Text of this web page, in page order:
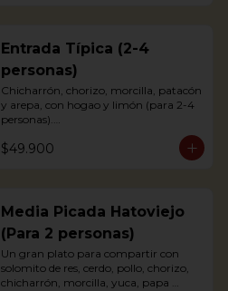
Entrada Típica (2-4
personas)
Chicharrón, chorizo, morcilla, patacón
y arepa, con hogao y limón (para 2-4
personas).
*Arepa de mote: no hay disponibilidad
Portions of pork crackling, sausage,
$49.900
Media Picada Hatoviejo
(Para 2 personas)
Un gran plato para compartir con
solomito de res, cerdo, pollo, chorizo,
chicharrón, morcilla, yuca, papa